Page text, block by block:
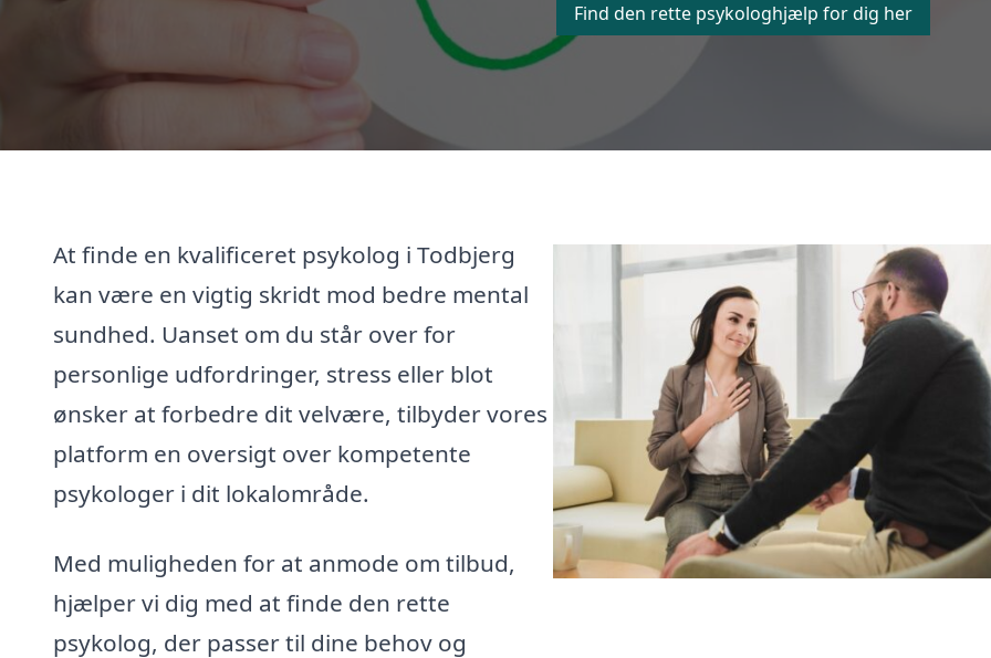
Find den rette psykologhjælp for dig her
At finde en kvalificeret psykolog i Todbjerg
kan være en vigtig skridt mod bedre mental
sundhed. Uanset om du står over for
personlige udfordringer, stress eller blot
ønsker at forbedre dit velvære, tilbyder vores
platform en oversigt over kompetente
psykologer i dit lokalområde.
Med muligheden for at anmode om tilbud,
hjælper vi dig med at finde den rette
psykolog, der passer til dine behov og